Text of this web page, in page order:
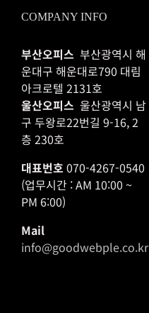
COMPANY INFO
부산오피스 부산광역시 해
운대구 해운대로790 대림
아크로텔 2131호
울산오피스 울산광역시 남
구 두왕로22번길 9-16, 2
층 230호
대표번호 070-4267-0540
(업무시간 : AM 10:00 ~
PM 6:00)
Mail
info@goodwebple.co.kr